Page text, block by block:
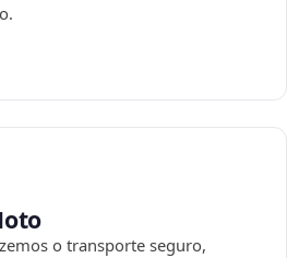
o transporte seguro,